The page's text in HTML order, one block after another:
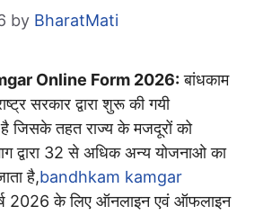
by BharatMati
Online Form 2026: बांधकाम
सरकार द्वारा शुरू की गयी
है जिसके तहत राज्य के मजदूरों को
द्वारा 32 से अधिक अन्य योजनाओ का
है,bandhkam kamgar
2026 के लिए ऑनलाइन एवं ऑफलाइन